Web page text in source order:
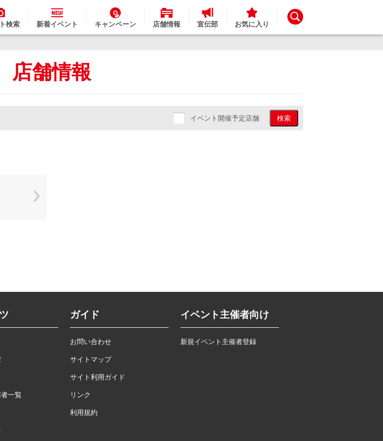
検索 新着イベント キャンペーン 店舗情報 宣伝部 お気に入り
店舗情報
イベント開催予定店舗 検索
一覧
ガイド
お問い合わせ
サイトマップ
サイト利用ガイド
リンク
利用規約
イベント主催者向け
新規イベント主催者登録